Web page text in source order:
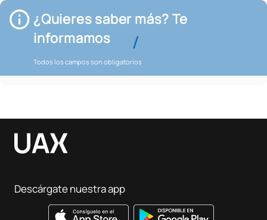
¿Quieres saber más? Te
informamos
Todos los campos son obligatorios
Descárgate nuestra app